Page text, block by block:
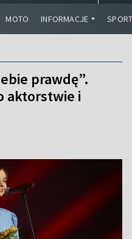
MOTO INFORMACJE
prawdę”.
aktorstwie i